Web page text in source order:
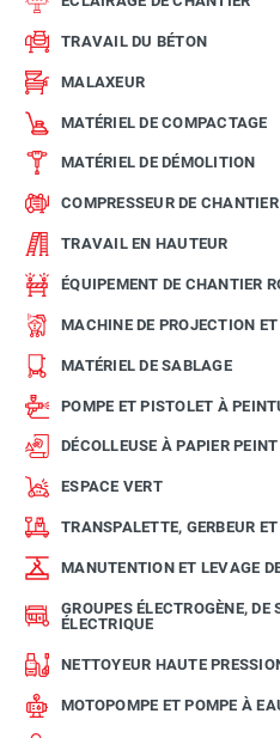
TRAVAIL DU BÉTON
MALAXEUR
MATÉRIEL DE COMPACTAGE
MATÉRIEL DE DÉMOLITION
COMPRESSEUR DE CHANTIER
TRAVAIL EN HAUTEUR
ÉQUIPEMENT DE CHANTIER
MACHINE DE PROJECTION
MATÉRIEL DE SABLAGE
POMPE ET PISTOLET À
DÉCOLLEUSE À PAPIER
ESPACE VERT
TRANSPALETTE, GERBEUR
MANUTENTION ET LEVAGE
GROUPES ÉLECTROGÈNE,
ÉLECTRIQUE
NETTOYEUR HAUTE
MOTOPOMPE ET POMPE À